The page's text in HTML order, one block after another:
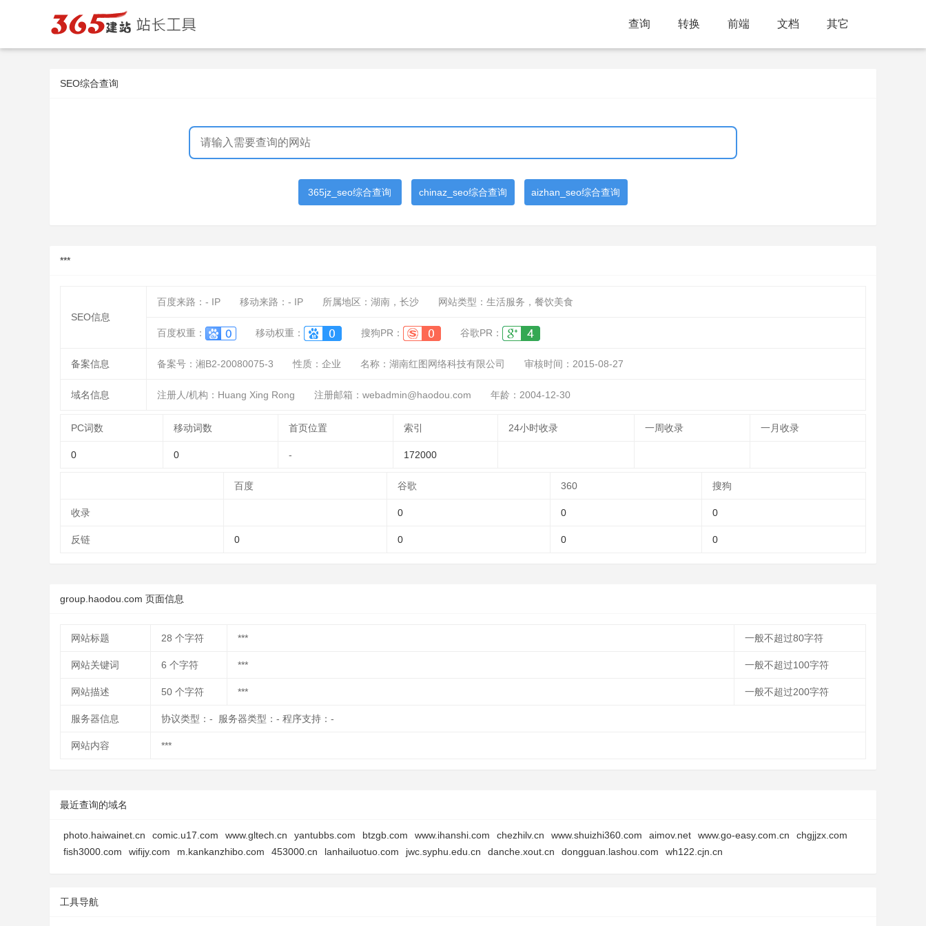
查询 转换 前端 文档 其它
SEO综合查询
365jz_seo综合查询 chinaz_seo综合查询 aizhan_seo综合查询
***
SEO信息
百度来路： - IP 移动来路： - IP 所属地区：湖南，长沙 网站类型：生活服务，餐饮美食
百度权重： 移动权重： 搜狗PR： 谷歌PR：
备案信息 备案号：湘B2-20080075-3 性质： 企业 名称： 湖南红图网络科技有限公司 审核时间： 2015-08-27
域名信息 注册人/机构：Huang Xing Rong 注册邮箱：webadmin@haodou.com 年龄：2004-12-30
PC词数 移动词数 首页位置 索引 24小时收录 一周收录 一月收录
0 0 - 172000
百度 谷歌 360 搜狗
收录 0 0 0
反链 0 0 0 0
group.haodou.com 页面信息
网站标题 28 个字符 *** 一般不超过80字符
网站关键词 6 个字符 *** 一般不超过100字符
网站描述 50 个字符 *** 一般不超过200字符
服务器信息 协议类型：- 服务器类型：- 程序支持：-
网站内容 ***
最近查询的域名
photo.haiwainet.cn comic.u17.com www.gltech.cn yantubbs.com btzgb.com www.ihanshi.com chezhilv.cn www.shuizhi360.com aimov.net www.go-easy.com.cn
chgjjzx.com
fish3000.com
wifijy.com m.kankanzhibo.com 453000.cn lanhailuotuo.com jwc.syphu.edu.cn danche.xout.cn dongguan.lashou.com wh122.cjn.cn
工具导航